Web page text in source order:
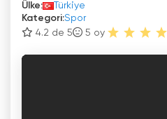
Ülke:
Türkiye
Kategori:Spor
4.2 de 5
5 oy